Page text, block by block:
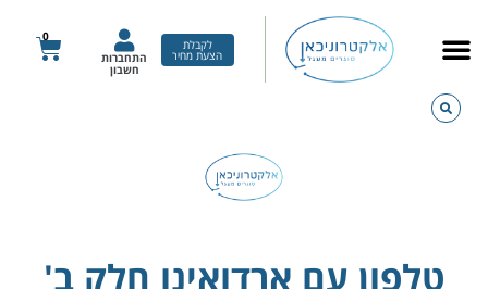
לקבלת
הצעת מחיר התחברות
חשבון
0
עגלת
טלפון עם ארדואינו חלק ב'